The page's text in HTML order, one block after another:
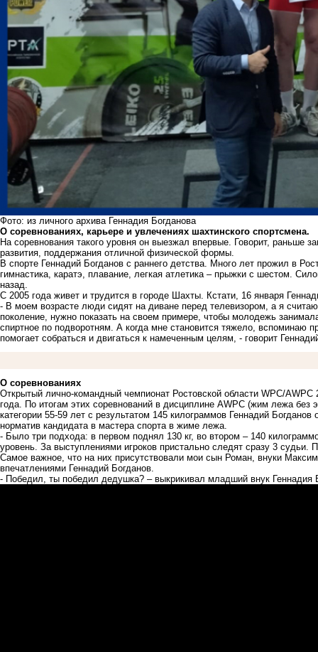
Фото: из личного архива Геннадия Богданова
О соревнованиях, карьере и увлечениях шахтинского спортсмена.
На соревнования такого уровня он выезжал впервые. Говорит, раньше
развития, поддержания отличной физической формы.
В спорте Геннадий Богданов с раннего детства. Много лет прожил в
гимнастика, каратэ, плавание, легкая атлетика – прыжки с шестом.
назад.
С 2005 года живет и трудится в городе Шахты. Кстати, 16 января
- В моем возрасте люди сидят на диване перед телевизором, а я
поколение, нужно показать на своем примере, чтобы молодежь
спиртное по подворотням. А когда мне становится тяжело, вспоминаю
помогает собраться и двигаться к намеченным целям, - говорит
О соревнованиях
Открытый лично-командный чемпионат Ростовской области WPC/
года. По итогам этих соревнований в дисциплине AWPC (жим лежа без
категории 55-59 лет с результатом 145 килограммов Геннадий
норматив кандидата в мастера спорта в жиме лежа.
- Было три подхода: в первом поднял 130 кг, во втором – 140
уровень. За выступлениями игроков пристально следят сразу 3
Самое важное, что на них присутствовали мои сын Роман, внуки
впечатлениями Геннадий Богданов.
- Победил, ты победил дедушка? – выкрикивал младший внук Геннадия